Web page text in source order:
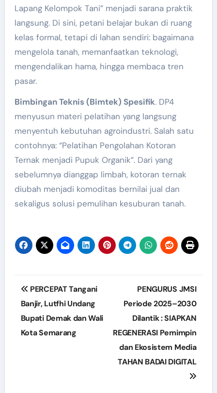
Lapang Kelompok Tani” menjadi sarana praktik
langsung. Di sini, petani belajar bukan di ruang
kelas formal, tetapi di lahan sendiri: bagaimana
mengelola tanah, memanfaatkan teknologi,
mengendalikan hama, hingga membaca tren
pasar.
Bimbingan Teknis (Bimtek) Spesifik. DP4
menyusun materi pelatihan yang langsung
menyentuh kebutuhan agroindustri. Salah satu
contohnya: “Pelatihan Pengolahan Kotoran
Ternak menjadi Pupuk Organik”. Dari yang
sebelumnya dianggap limbah, kotoran ternak
diubah menjadi komoditas bernilai jual dan
sekaligus solusi pemulihan kesuburan tanah.
Post
navigation
PERCEPAT Tangani
Banjir, Lutfhi Undang
Bupati Demak dan Wali
Kota Semarang
PENGURUS JMSI
Periode 2025–2030
Dilantik : SIAPKAN
REGENERASI Pemimpin
dan Ekosistem Media
TAHAN BADAI DIGITAL